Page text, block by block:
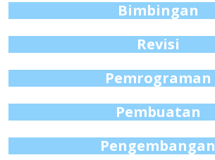
Bimbingan
Revisi
Pemrograman
Pembuatan
Pengembangan